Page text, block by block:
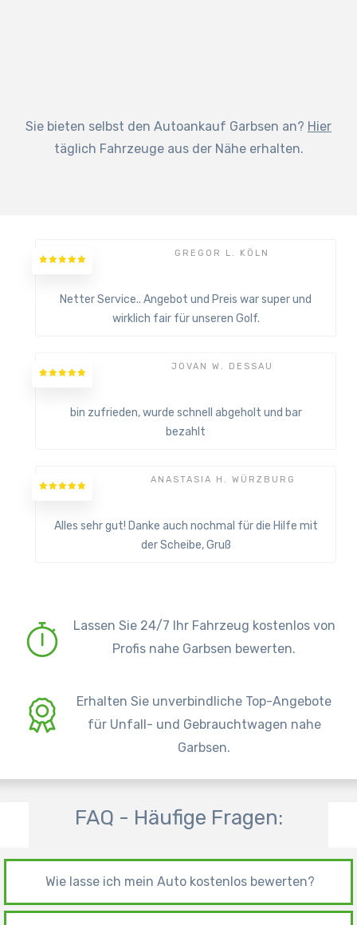
Sie bieten selbst den Autoankauf Garbsen an? Hier
täglich Fahrzeuge aus der Nähe erhalten.
GREGOR L. KÖLN
Netter Service.. Angebot und Preis war super und
wirklich fair für unseren Golf.
JOVAN W. DESSAU
bin zufrieden, wurde schnell abgeholt und bar
bezahlt
ANASTASIA H. WÜRZBURG
Alles sehr gut! Danke auch nochmal für die Hilfe mit
der Scheibe, Gruß
Lassen Sie 24/7 Ihr Fahrzeug kostenlos von
Profis nahe Garbsen bewerten.
Erhalten Sie unverbindliche Top-Angebote
für Unfall- und Gebrauchtwagen nahe
Garbsen.
FAQ - Häufige Fragen:
Wie lasse ich mein Auto kostenlos bewerten?